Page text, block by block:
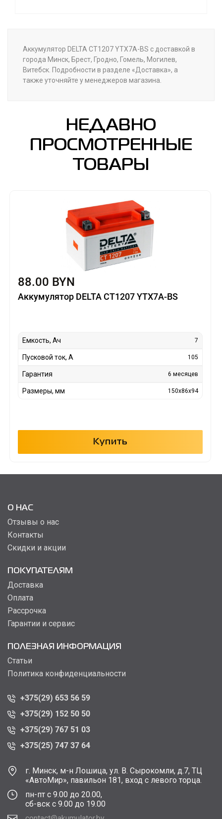
Аккумулятор DELTA CT1207 YTX7A-BS с доставкой в
города Минск, Брест, Гродно, Гомель, Могилев,
Витебск. Подробности в разделе «Доставка», а
также уточняйте у менеджеров магазина.
НЕДАВНО
ПРОСМОТРЕННЫЕ
ТОВАРЫ
88.00 BYN
Аккумулятор DELTA CT1207 YTX7A-BS
Емкость, Ач 7
Пусковой ток, А 105
Гарантия 6 месяцев
Размеры, мм 150x86x94
Купить
О НАС
Отзывы о нас
Контакты
Скидки и акции
ПОКУПАТЕЛЯМ
Доставка
Оплата
Рассрочка
Гарантии и сервис
ПОЛЕЗНАЯ ИНФОРМАЦИЯ
Статьи
Политика конфиденциальности
+375(29) 653 56 59
+375(29) 152 50 50
+375(29) 767 51 03
+375(25) 747 37 64
г. Минск, м-н Лошица, ул. В. Сырокомли, д.7, ТЦ
«АвтоМир», павильон 181, вход с левого торца.
пн-пт с 9.00 до 20.00,
сб-вск с 9.00 до 19.00